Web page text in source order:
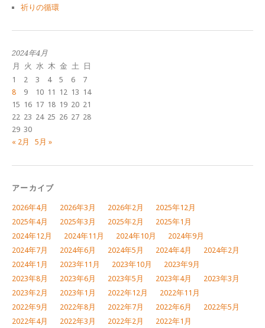
祈りの循環
2024年4月
月
火 水 木 金 土
日
1
2 3 4 5 6
7
8
9 10 11 12 13 14
15 16 17 18 19 20 21
22 23 24 25 26 27 28
29 30
« 2月
5月 »
アーカイブ
2026年4月 2026年3月 2026年2月
2025年12月
2025年4月
2025年3月 2025年2月
2025年1月
2024年12月
2024年11月 2024年10月
2024年9月
2024年7月
2024年6月 2024年5月 2024年4月
2024年2月
2024年1月
2023年11月 2023年10月
2023年9月
2023年8月
2023年6月 2023年5月 2023年4月
2023年3月
2023年2月
2023年1月 2022年12月
2022年11月
2022年9月
2022年8月 2022年7月 2022年6月
2022年5月
2022年4月
2022年3月 2022年2月
2022年1月